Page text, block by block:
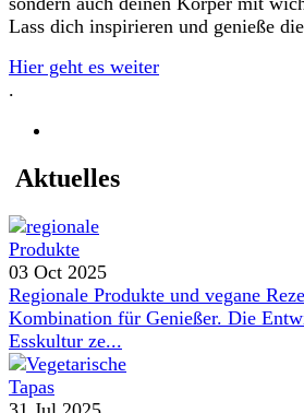
Lass dich inspirieren und genieße
Hier geht es weiter
.
Aktuelles
03 Oct 2025
Regionale Produkte und vegane
Kombination für Genießer. Die
Esskultur ze...